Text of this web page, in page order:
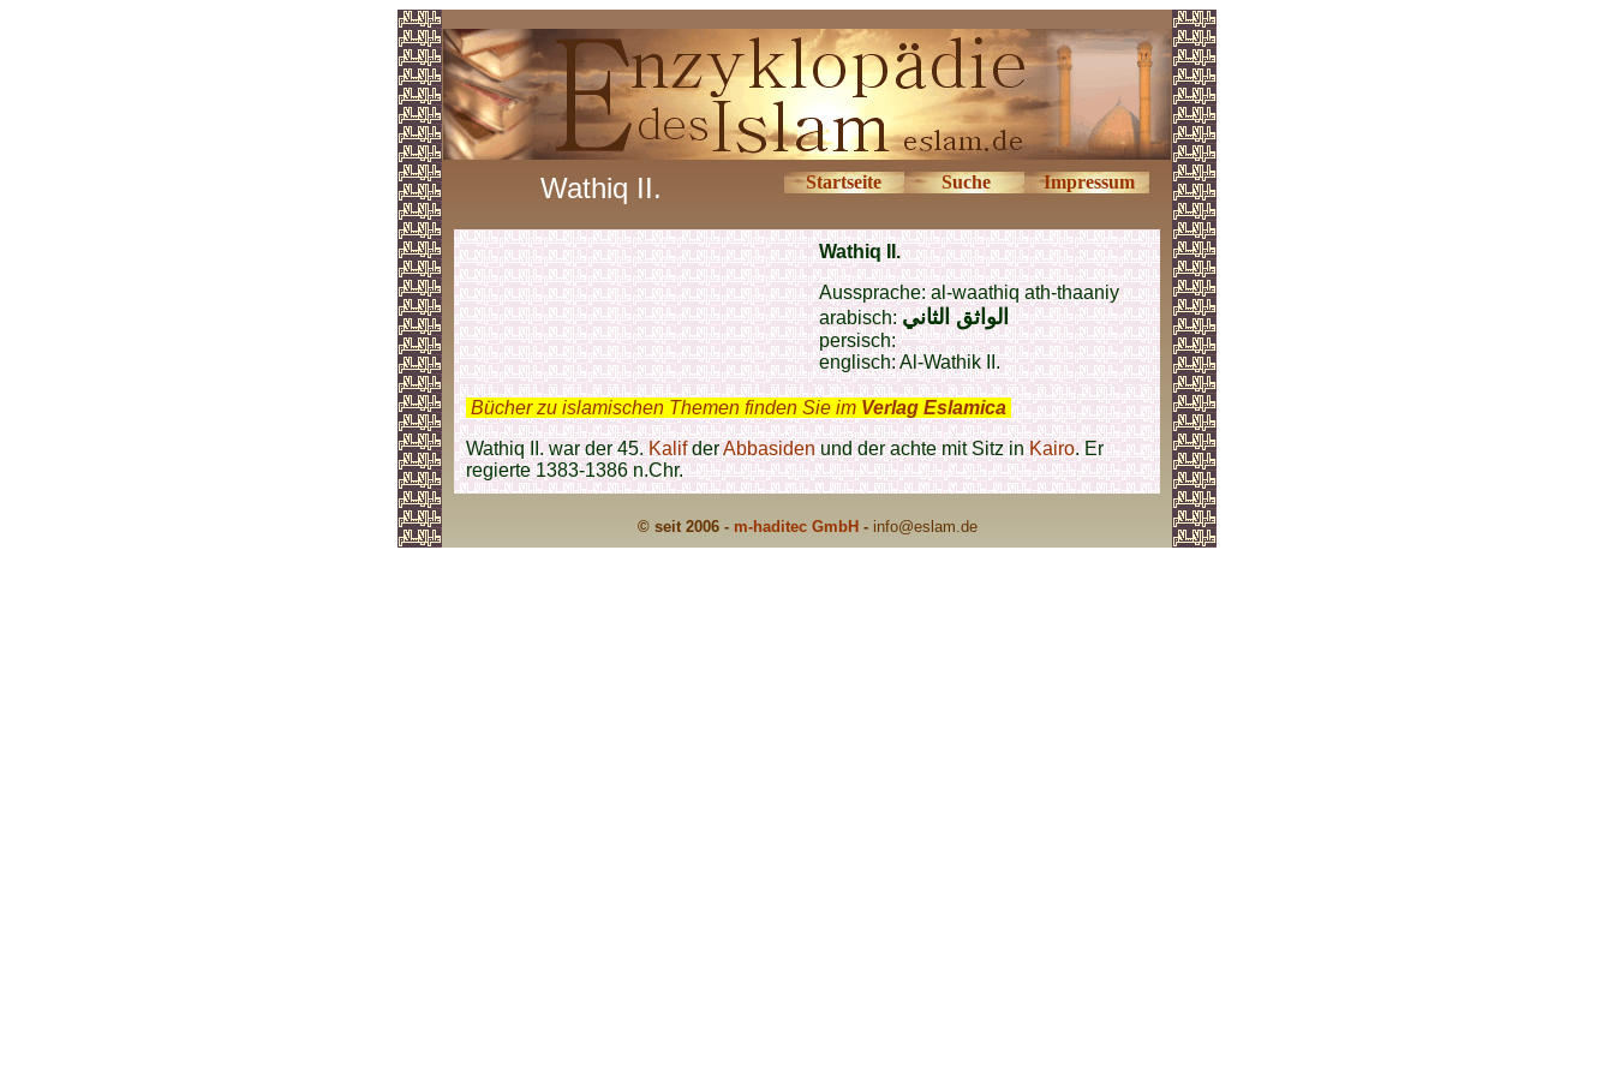
Wathiq II. Startseite Suche Impressum
Wathiq II.
Aussprache: al-waathiq ath-thaaniy
arabisch:الواثق الثاني
persisch:
englisch: Al-Wathik II.
Bücher zu islamischen Themen finden Sie im Verlag Eslamica
Wathiq II. war der 45.KalifderAbbasidenund der achte mit Sitz inKairo. Er
regierte 1383-1386 n.Chr.
© seit 2006 - m-haditec GmbH - info@eslam.de